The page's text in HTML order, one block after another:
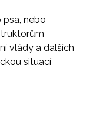
psa, nebo
vlády a dalších
situací